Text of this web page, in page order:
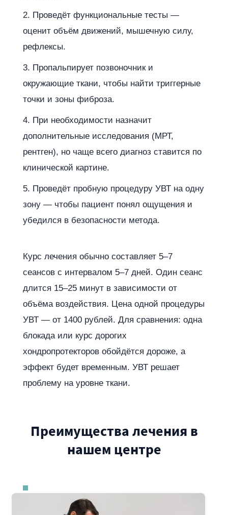
Проведёт функциональные тесты —
оценит объём движений, мышечную силу,
рефлексы.
Пропальпирует позвоночник и
окружающие ткани, чтобы найти триггерные
точки и зоны фиброза.
При необходимости назначит
дополнительные исследования (МРТ,
рентген), но чаще всего диагноз ставится по
клинической картине.
Проведёт пробную процедуру УВТ на одну
зону — чтобы пациент понял ощущения и
убедился в безопасности метода.
Курс лечения обычно составляет 5–7
сеансов с интервалом 5–7 дней. Один сеанс
длится 15–25 минут в зависимости от
объёма воздействия. Цена одной процедуры
УВТ — от 1400 рублей. Для сравнения: одна
блокада или курс дорогих
хондропротекторов обойдётся дороже, а
эффект будет временным. УВТ решает
проблему на уровне ткани.
Преимущества лечения в
нашем центре